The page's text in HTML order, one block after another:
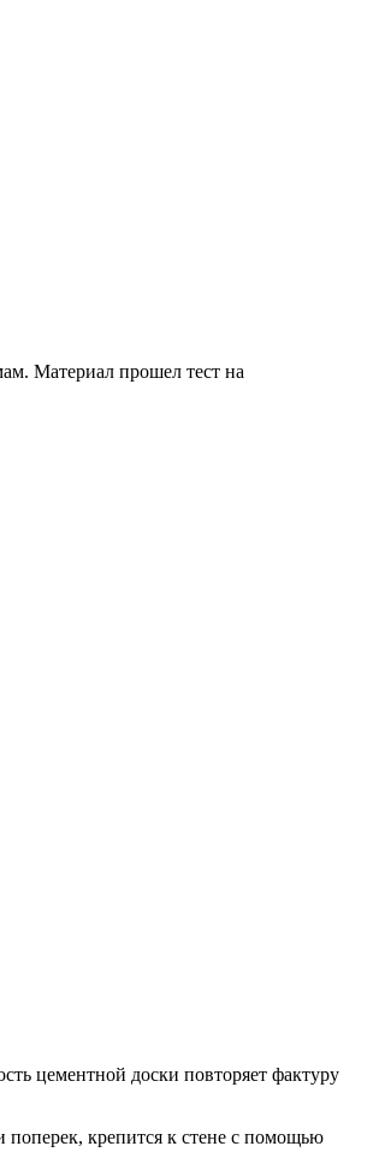
Материал прошел тест на
цементной доски повторяет фактуру
поперек, крепится к стене с помощью